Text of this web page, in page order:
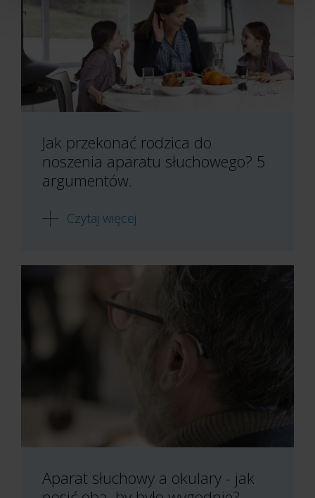
Jak przekonać rodzica do
noszenia aparatu słuchowego? 5
argumentów.
Czytaj więcej
Aparat słuchowy a okulary - jak